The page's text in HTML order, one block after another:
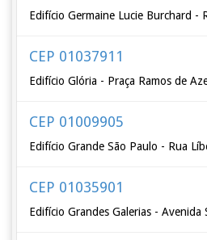
Edifício Germaine Lucie Burchard -
CEP 01037911
Edifício Glória - Praça Ramos de
CEP 01009905
Edifício Grande São Paulo - Rua
CEP 01035901
Edifício Grandes Galerias - Avenida